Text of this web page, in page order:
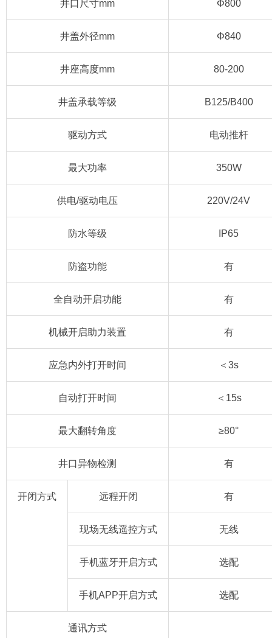
井口尺寸mm Φ800
井盖外径mm Φ840
井座高度mm 80-200
井盖承载等级 B125/B400
驱动方式 电动推杆
最大功率 350W
供电/驱动电压 220V/24V
防水等级 IP65
防盗功能 有
全自动开启功能 有
机械开启助力装置 有
应急内外打开时间 ＜3s
自动打开时间 ＜15s
最大翻转角度 ≥80°
井口异物检测 有
开闭方式 远程开闭 有
现场无线遥控方式 无线
手机蓝牙开启方式 选配
手机APP开启方式 选配
通讯方式